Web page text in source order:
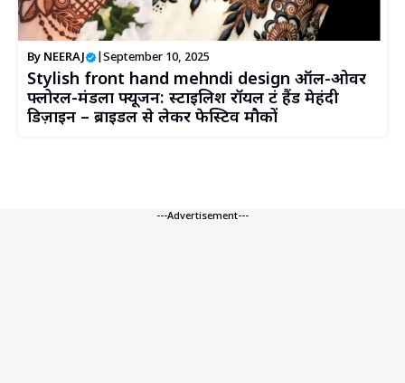
By NEERAJ September 10, 2025
Stylish front hand mehndi design ऑल-ओवर
फ्लोरल-मंडला फ्यूजन: स्टाइलिश रॉयल फ्रंट हैंड मेहंदी
डिज़ाइन – ब्राइडल से लेकर फेस्टिव मौकों
---Advertisement---